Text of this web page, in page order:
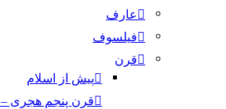
عارف
فیلسوف
قرن
پیش از اسلام
قرن پنجم هجری – ۳۸۸ الی ۴۸۵ شمسی